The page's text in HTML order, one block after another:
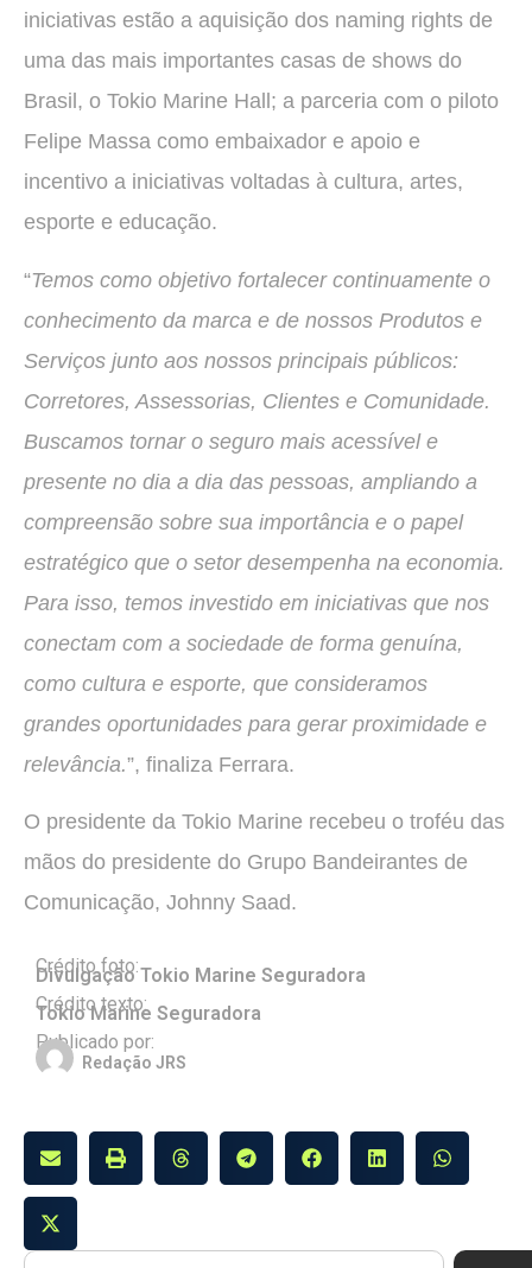
iniciativas estão a aquisição dos naming rights de
uma das mais importantes casas de shows do
Brasil, o Tokio Marine Hall; a parceria com o piloto
Felipe Massa como embaixador e apoio e
incentivo a iniciativas voltadas à cultura, artes,
esporte e educação.
“Temos como objetivo fortalecer continuamente o
conhecimento da marca e de nossos Produtos e
Serviços junto aos nossos principais públicos:
Corretores, Assessorias, Clientes e Comunidade.
Buscamos tornar o seguro mais acessível e
presente no dia a dia das pessoas, ampliando a
compreensão sobre sua importância e o papel
estratégico que o setor desempenha na economia.
Para isso, temos investido em iniciativas que nos
conectam com a sociedade de forma genuína,
como cultura e esporte, que consideramos
grandes oportunidades para gerar proximidade e
relevância.”, finaliza Ferrara.
O presidente da Tokio Marine recebeu o troféu das
mãos do presidente do Grupo Bandeirantes de
Comunicação, Johnny Saad.
Crédito foto:
Divulgação Tokio Marine Seguradora
Crédito texto:
Tokio Marine Seguradora
Publicado por:
Redação JRS